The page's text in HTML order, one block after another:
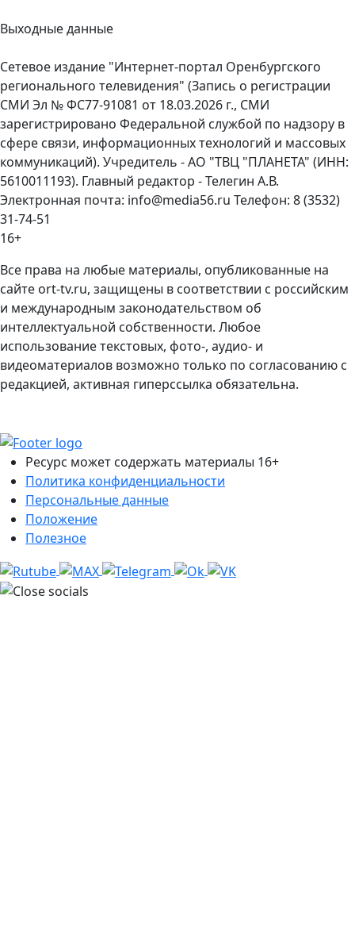
Выходные данные
Сетевое издание "Интернет-портал Оренбургского
регионального телевидения" (Запись о регистрации
СМИ Эл № ФС77-91081 от 18.03.2026 г., СМИ
зарегистрировано Федеральной службой по надзору в
сфере связи, информационных технологий и массовых
коммуникаций). Учредитель - АО "ТВЦ "ПЛАНЕТА" (ИНН:
5610011193). Главный редактор - Телегин А.В.
Электронная почта: info@media56.ru Телефон: 8 (3532)
31-74-51
16+
Все права на любые материалы, опубликованные на
сайте ort-tv.ru, защищены в соответствии с российским
и международным законодательством об
интеллектуальной собственности. Любое
использование текстовых, фото-, аудио- и
видеоматериалов возможно только по согласованию с
редакцией, активная гиперссылка обязательна.
Ресурс может содержать материалы 16+
Политика конфиденциальности
Персональные данные
Положение
Полезное